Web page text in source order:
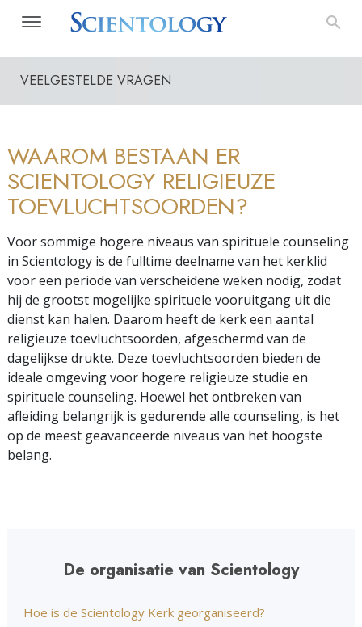
VEELGESTELDE VRAGEN
WAAROM BESTAAN ER
SCIENTOLOGY RELIGIEUZE
TOEVLUCHTSOORDEN?
Voor sommige hogere niveaus van spirituele counseling
in Scientology is de fulltime deelname van het kerklid
voor een periode van verscheidene weken nodig, zodat
hij de grootst mogelijke spirituele vooruitgang uit die
dienst kan halen. Daarom heeft de kerk een aantal
religieuze toevluchtsoorden, afgeschermd van de
dagelijkse drukte. Deze toevluchtsoorden bieden de
ideale omgeving voor hogere religieuze studie en
spirituele counseling. Hoewel het ontbreken van
afleiding belangrijk is gedurende alle counseling, is het
op de meest geavanceerde niveaus van het hoogste
belang.
De organisatie van Scientology
Hoe is de Scientology Kerk georganiseerd?